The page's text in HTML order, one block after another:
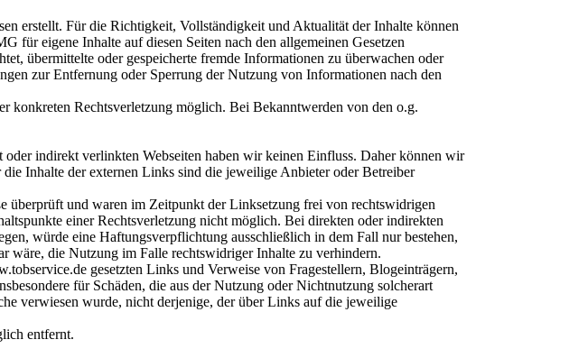
erstellt. Für die Richtigkeit, Vollständigkeit und Aktualität der Inhalte können
für eigene Inhalte auf diesen Seiten nach den allgemeinen Gesetzen
übermittelte oder gespeicherte fremde Informationen zu überwachen oder
zur Entfernung oder Sperrung der Nutzung von Informationen nach den
konkreten Rechtsverletzung möglich. Bei Bekanntwerden von den o.g.
indirekt verlinkten Webseiten haben wir keinen Einfluss. Daher können wir
Inhalte der externen Links sind die jeweilige Anbieter oder Betreiber
überprüft und waren im Zeitpunkt der Linksetzung frei von rechtswidrigen
einer Rechtsverletzung nicht möglich. Bei direkten oder indirekten
würde eine Haftungsverpflichtung ausschließlich in dem Fall nur bestehen,
wäre, die Nutzung im Falle rechtswidriger Inhalte zu verhindern.
gesetzten Links und Verweise von Fragestellern, Blogeinträgern,
für Schäden, die aus der Nutzung oder Nichtnutzung solcherart
verwiesen wurde, nicht derjenige, der über Links auf die jeweilige
entfernt.